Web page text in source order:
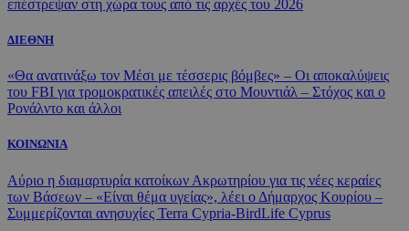
επέστρεψαν στη χώρα τους από τις αρχές του 2026
ΔΙΕΘΝΗ
«Θα ανατινάξω τον Μέσι με τέσσερις βόμβες» – Οι αποκαλύψεις
του FBI για τρομοκρατικές απειλές στο Μουντιάλ – Στόχος και ο
Ρονάλντο και άλλοι
ΚΟΙΝΩΝΙΑ
Αύριο η διαμαρτυρία κατοίκων Ακρωτηρίου για τις νέες κεραίες
των Βάσεων – «Είναι θέμα υγείας», λέει ο Δήμαρχος Κουρίου –
Συμμερίζονται ανησυχίες Terra Cypria-BirdLife Cyprus